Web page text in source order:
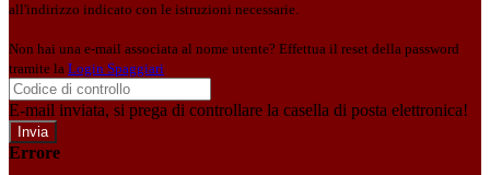
all'indirizzo indicato con le istruzioni necessarie.
Non hai una e-mail associata al nome utente? Effettua il reset della password
tramite la Login Spaggiari
E-mail inviata, si prega di controllare la casella di posta elettronica!
Errore